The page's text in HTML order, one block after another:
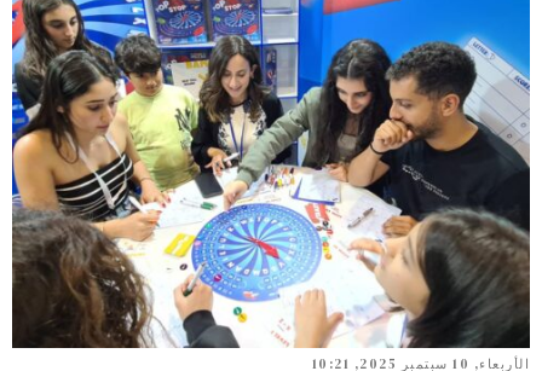
الأربعاء, 10 سبتمبر 2025, 10:21